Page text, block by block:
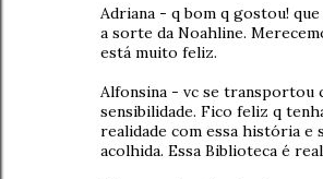
Adriana - q bom q gostou!
a sorte da Noahline.
está muito feliz.
Alfonsina - vc se transportou
sensibilidade. Fico feliz q
realidade com essa história e
acolhida. Essa Biblioteca é